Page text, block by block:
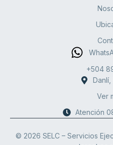
+504
Danlí,
Ver
Atención
© 2026 SELC – Servicios